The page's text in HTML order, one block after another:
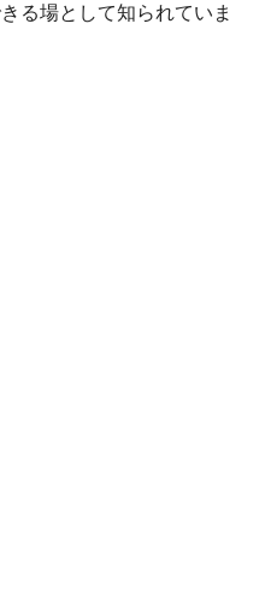
る場として知られていま